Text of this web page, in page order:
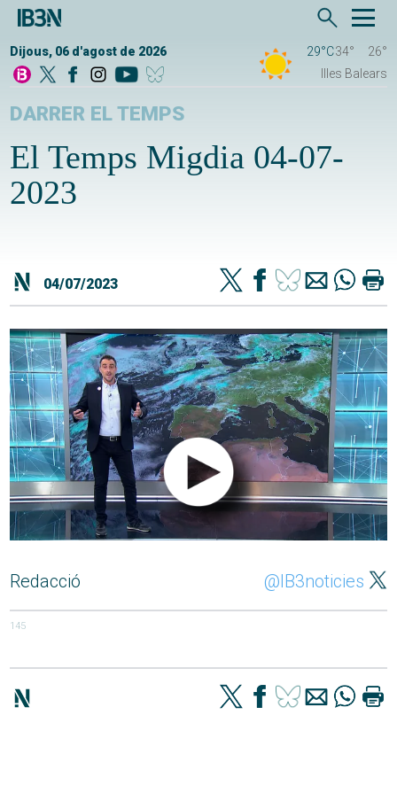
Dijous, 06 d'agost de 2026 29°C34°
26°
Illes Balears
DARRER EL TEMPS
El Temps Migdia 04-07-
2023
04/07/2023
Redacció @IB3noticies
145